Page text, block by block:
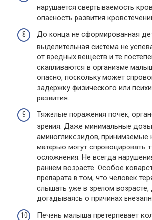
нарушается свертываемость
опасность развития
До конца не сформированная
выделительная система не
от вредных веществ и те
скапливаются в организме
опасно, поскольку может
задержку физического или
развития.
Тяжелые поражения почек,
зрения. Даже минимальные
аминогликозидов, принимаемые
матерью могут спровоцировать
осложнения. Не всегда
раннем возрасте. Особое
препарата в том, что человек
слышать уже в зрелом возрасте,
догадываясь о причинах
Печень малыша претерпевает